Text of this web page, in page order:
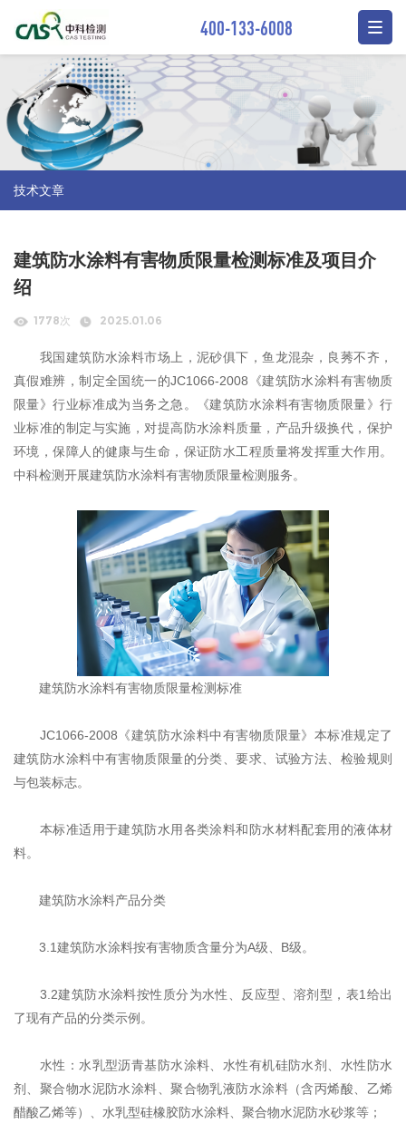
400-133-6008
技术文章
建筑防水涂料有害物质限量检测标准及项目介
绍
1778次 2025.01.06
我国建筑防水涂料市场上，泥砂俱下，鱼龙混杂，良莠不齐，
真假难辨，制定全国统一的JC1066-2008《建筑防水涂料有害物质
限量》行业标准成为当务之急。《建筑防水涂料有害物质限量》行
业标准的制定与实施，对提高防水涂料质量，产品升级换代，保护
环境，保障人的健康与生命，保证防水工程质量将发挥重大作用。
中科检测开展建筑防水涂料有害物质限量检测服务。
建筑防水涂料有害物质限量检测标准
JC1066-2008《建筑防水涂料中有害物质限量》本标准规定了
建筑防水涂料中有害物质限量的分类、要求、试验方法、检验规则
与包装标志。
本标准适用于建筑防水用各类涂料和防水材料配套用的液体材
料。
建筑防水涂料产品分类
3.1建筑防水涂料按有害物质含量分为A级、B级。
3.2建筑防水涂料按性质分为水性、反应型、溶剂型，表1给出
了现有产品的分类示例。
水性：水乳型沥青基防水涂料、水性有机硅防水剂、水性防水
剂、聚合物水泥防水涂料、聚合物乳液防水涂料（含丙烯酸、乙烯
醋酸乙烯等）、水乳型硅橡胶防水涂料、聚合物水泥防水砂浆等；